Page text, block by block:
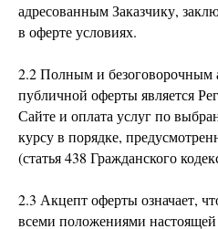
адресованным Заказчику,
в оферте условиях.
2.2 Полным и безоговорочным
публичной оферты является
Сайте и оплата услуг по
курсу в порядке,
(статья 438 Гражданского
2.3 Акцепт оферты означает,
всеми положениями